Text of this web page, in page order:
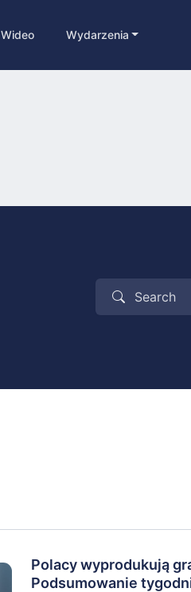
Wideo Wydarzenia
Polacy wyprodukują
Podsumowanie